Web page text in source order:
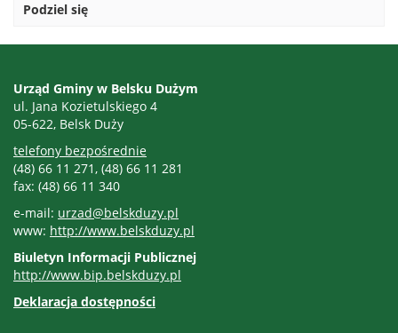
Podziel się
Kontakt
Urząd Gminy w Belsku Dużym
ul. Jana Kozietulskiego 4
05-622, Belsk Duży
telefony bezpośrednie
(48) 66 11 271, (48) 66 11 281
fax: (48) 66 11 340
e-mail: urzad@belskduzy.pl
www: http://www.belskduzy.pl
Biuletyn Informacji Publicznej
http://www.bip.belskduzy.pl
Deklaracja dostępności